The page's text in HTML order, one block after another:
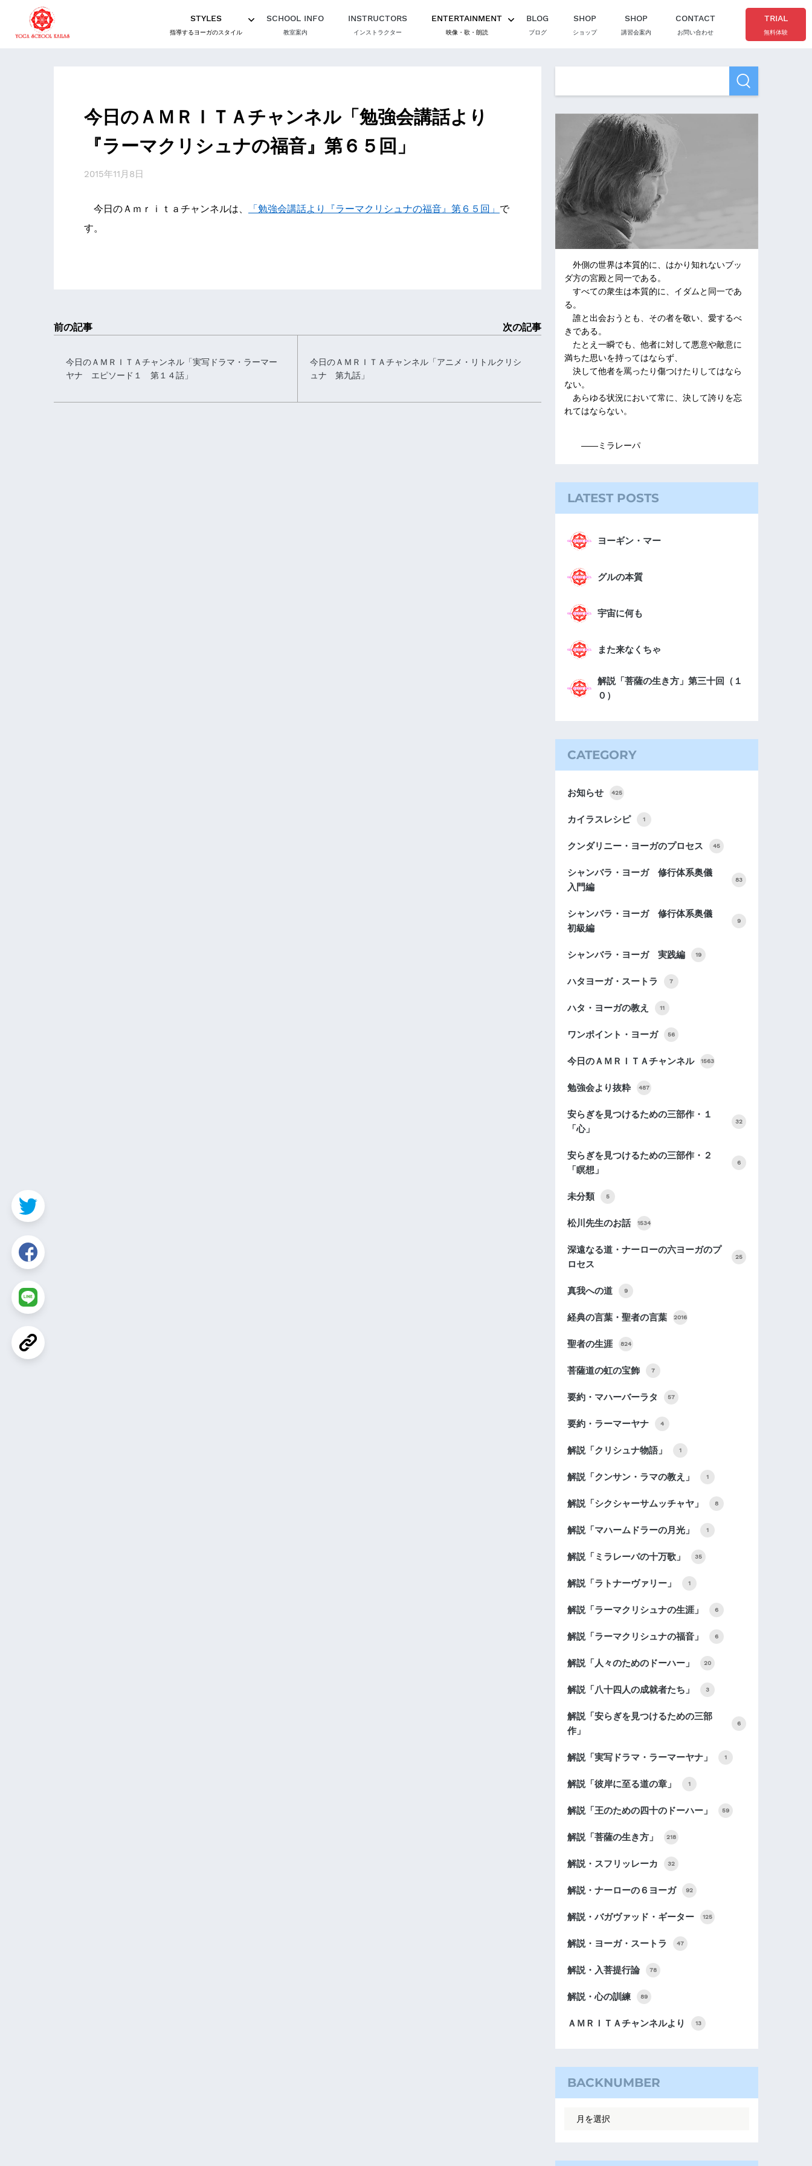
STYLES
指導するヨーガのスタイル
SCHOOL INFO
教室案内
INSTRUCTORS
インストラクター
ENTERTAINMENT
映像・歌・朗読
BLOG
ブログ
SHOP
ショップ
SHOP
講習会案内
CONTACT
お問い合わせ
TRIAL
無料体験
今日のＡＭＲＩＴＡチャンネル「勉強会講話より
『ラーマクリシュナの福音』第６５回」
2015年11月8日
今日のＡｍｒｉｔａチャンネルは、 「勉強会講話より『ラーマクリシュナの福音』第６５回」 で
す。
前の記事
今日のＡＭＲＩＴＡチャンネル「実写ドラマ・ラーマー
ヤナ エピソード１ 第１４話」
次の記事
今日のＡＭＲＩＴＡチャンネル「アニメ・リトルクリシ
ュナ 第九話」
外側の世界は本質的に、はかり知れないブッ
ダ方の宮殿と同一である。
すべての衆生は本質的に、イダムと同一であ
る。
誰と出会おうとも、その者を敬い、愛するべ
きである。
たとえ一瞬でも、他者に対して悪意や敵意に
満ちた思いを持ってはならず、
決して他者を罵ったり傷つけたりしてはなら
ない。
あらゆる状況において常に、決して誇りを忘
れてはならない。
――ミラレーパ
LATEST POSTS
ヨーギン・マー
グルの本質
宇宙に何も
また来なくちゃ
解説「菩薩の生き方」第三十回（１
０）
CATEGORY
お知らせ 425
カイラスレシピ 1
クンダリニー・ヨーガのプロセス 45
シャンバラ・ヨーガ 修行体系奥儀
入門編
83
シャンバラ・ヨーガ 修行体系奥儀
初級編
9
シャンバラ・ヨーガ 実践編 19
ハタヨーガ・スートラ 7
ハタ・ヨーガの教え 11
ワンポイント・ヨーガ 56
今日のＡＭＲＩＴＡチャンネル 1563
勉強会より抜粋 487
安らぎを見つけるための三部作・１
「心」
32
安らぎを見つけるための三部作・２
「瞑想」
6
未分類 5
松川先生のお話 1534
深遠なる道・ナーローの六ヨーガのプ
ロセス
25
真我への道 9
経典の言葉・聖者の言葉 2016
聖者の生涯 824
菩薩道の虹の宝飾 7
要約・マハーバーラタ 57
要約・ラーマーヤナ 4
解説「クリシュナ物語」 1
解説「クンサン・ラマの教え」 1
解説「シクシャーサムッチャヤ」 8
解説「マハームドラーの月光」 1
解説「ミラレーパの十万歌」 35
解説「ラトナーヴァリー」 1
解説「ラーマクリシュナの生涯」 6
解説「ラーマクリシュナの福音」 6
解説「人々のためのドーハー」 20
解説「八十四人の成就者たち」 3
解説「安らぎを見つけるための三部
作」
6
解説「実写ドラマ・ラーマーヤナ」 1
解説「彼岸に至る道の章」 1
解説「王のための四十のドーハー」 59
解説「菩薩の生き方」 218
解説・スフリッレーカ 32
解説・ナーローの６ヨーガ 92
解説・バガヴァッド・ギーター 125
解説・ヨーガ・スートラ 47
解説・入菩提行論 78
解説・心の訓練 89
ＡＭＲＩＴＡチャンネルより 13
BACKNUMBER